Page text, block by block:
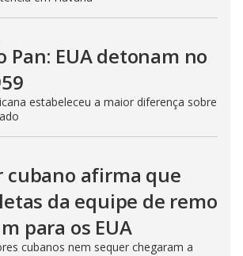
Pan: EUA detonam no
estabeleceu a maior diferença sobre
cubano afirma que
da equipe de remo
para os EUA
cubanos nem sequer chegaram a